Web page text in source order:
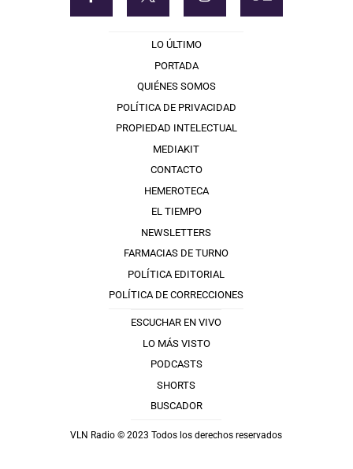
LO ÚLTIMO
PORTADA
QUIÉNES SOMOS
POLÍTICA DE PRIVACIDAD
PROPIEDAD INTELECTUAL
MEDIAKIT
CONTACTO
HEMEROTECA
EL TIEMPO
NEWSLETTERS
FARMACIAS DE TURNO
POLÍTICA EDITORIAL
POLÍTICA DE CORRECCIONES
ESCUCHAR EN VIVO
LO MÁS VISTO
PODCASTS
SHORTS
BUSCADOR
VLN Radio © 2023 Todos los derechos reservados